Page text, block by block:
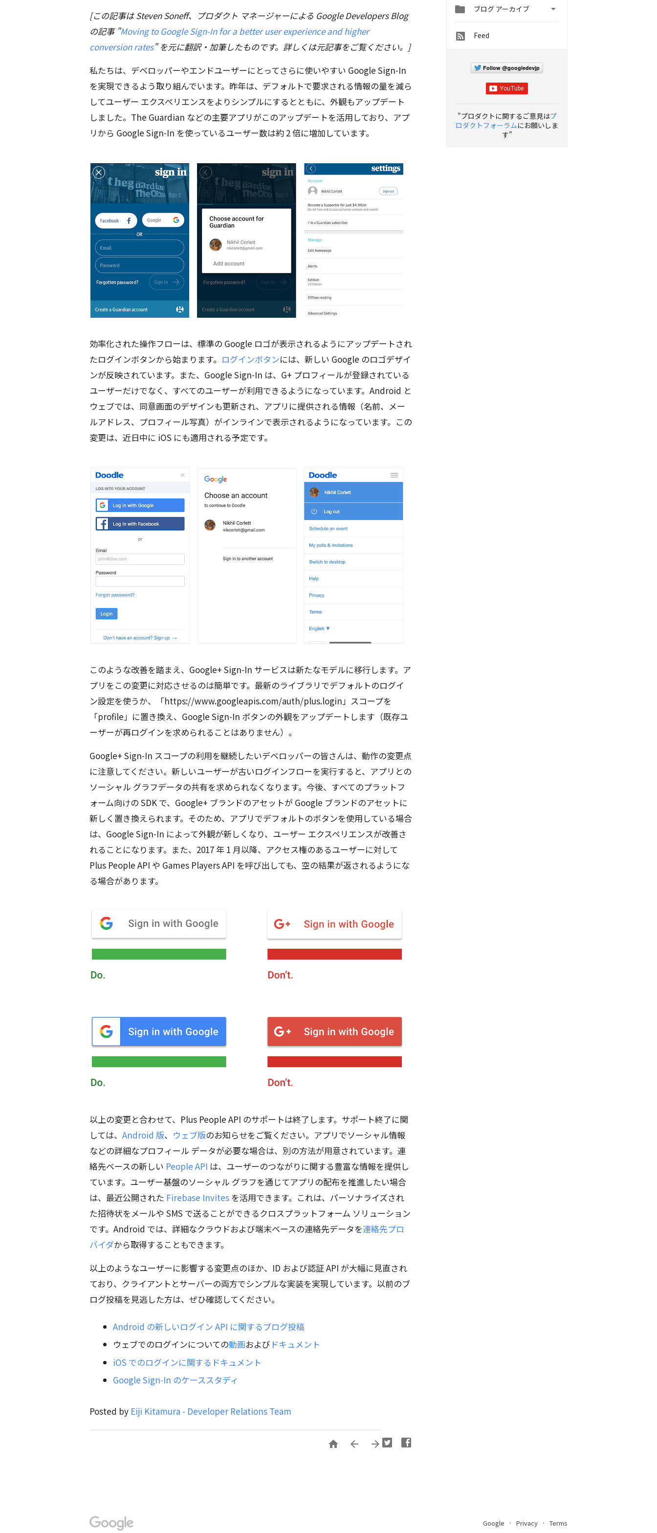
[この記事は Steven Soneff、プロダクト マネージャーによる Google Developers Blog
の記事 "Moving to Google Sign-In for a better user experience and higher
conversion rates" を元に翻訳・加筆したものです。詳しくは元記事をご覧ください。]
私たちは、デベロッパーやエンドユーザーにとってさらに使いやすい Google Sign-In
を実現できるよう取り組んでいます。昨年は、デフォルトで要求される情報の量を減ら
してユーザー エクスペリエンスをよりシンプルにするとともに、外観もアップデート
しました。The Guardian などの主要アプリがこのアップデートを活用しており、アプ
リから Google Sign-In を使っているユーザー数は約 2 倍に増加しています。
効率化された操作フローは、標準の Google ロゴが表示されるようにアップデートされ
たログインボタンから始まります。 ログインボタンには、新しい Google のロゴデザイ
ンが反映されています。また、Google Sign-In は、G+ プロフィールが登録されている
ユーザーだけでなく、すべてのユーザーが利用できるようになっています。Android と
ウェブでは、同意画面のデザインも更新され、アプリに提供される情報（名前、メー
ルアドレス、プロフィール写真）がインラインで表示されるようになっています。この
変更は、近日中に iOS にも適用される予定です。
このような改善を踏まえ、Google+ Sign-In サービスは新たなモデルに移行します。ア
プリをこの変更に対応させるのは簡単です。最新のライブラリでデフォルトのログイ
ン設定を使うか、「https://www.googleapis.com/auth/plus.login」スコープを
「profile」に置き換え、Google Sign-In ボタンの外観をアップデートします（既存ユ
ーザーが再ログインを求められることはありません）。
Google+ Sign-In スコープの利用を継続したいデベロッパーの皆さんは、動作の変更点
に注意してください。新しいユーザーが古いログインフローを実行すると、アプリとの
ソーシャル グラフデータの共有を求められなくなります。今後、すべてのプラットフ
ォーム向けの SDK で、Google+ ブランドのアセットが Google ブランドのアセットに
新しく置き換えられます。そのため、アプリでデフォルトのボタンを使用している場合
は、Google Sign-In によって外観が新しくなり、ユーザー エクスペリエンスが改善さ
れることになります。また、2017 年 1 月以降、アクセス権のあるユーザーに対して
Plus People API や Games Players API を呼び出しても、空の結果が返されるようにな
る場合があります。
以上の変更と合わせて、Plus People API のサポートは終了します。サポート終了に関
しては、 Android 版、 ウェブ版のお知らせをご覧ください。アプリでソーシャル情報
などの詳細なプロフィール データが必要な場合は、別の方法が用意されています。連
絡先ベースの新しい People API は、ユーザーのつながりに関する豊富な情報を提供し
ています。ユーザー基盤のソーシャル グラフを通じてアプリの配布を推進したい場合
は、最近公開された Firebase Invites を活用できます。これは、パーソナライズされ
た招待状をメールや SMS で送ることができるクロスプラットフォーム ソリューション
です。Android では、詳細なクラウドおよび端末ベースの連絡先データを連絡先プロ
バイダから取得することもできます。
以上のようなユーザーに影響する変更点のほか、ID および認証 API が大幅に見直され
ており、クライアントとサーバーの両方でシンプルな実装を実現しています。以前のブ
ログ投稿を見逃した方は、ぜひ確認してください。
Android の新しいログイン API に関するブログ投稿
ウェブでのログインについての動画および ドキュメント
iOS でのログインに関するドキュメント
Google Sign-In のケーススタディ
Posted by Eiji Kitamura - Developer Relations Team
  
 ブログ アーカイブ 
Feed
Follow @googledevjp
"プロダクトに関するご意見はプ
ロダクトフォーラムにお願いしま
す"
Google Privacy Terms